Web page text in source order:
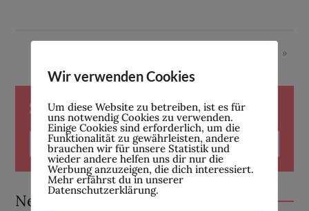
»
Suche
Neueste Beiträge
Wir verwenden Cookies
Um diese Website zu betreiben, ist es für
uns notwendig Cookies zu verwenden.
Einige Cookies sind erforderlich, um die
Funktionalität zu gewährleisten, andere
brauchen wir für unsere Statistik und
wieder andere helfen uns dir nur die
Werbung anzuzeigen, die dich interessiert.
Mehr erfährst du in unserer
Datenschutzerklärung.